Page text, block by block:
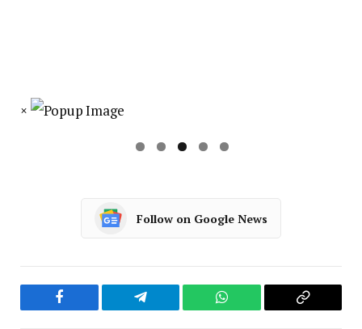
×
Follow on Google News
Facebook Telegram WhatsApp
Copy